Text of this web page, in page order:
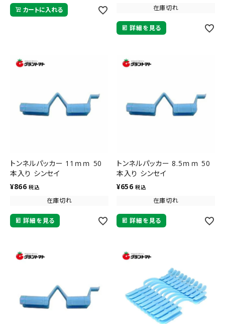
カートに入れる 在庫切れ
詳細を見る
トンネルパッカー 11ｍｍ 50
本入り シンセイ
¥866 税込
在庫切れ
詳細を見る
トンネルパッカー 8.5ｍｍ 50
本入り シンセイ
¥656 税込
在庫切れ
詳細を見る